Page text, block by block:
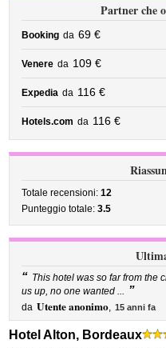
Partner che
Booking da 69 €
Venere da 109 €
Expedia da 116 €
Hotels.com da 116 €
Totale recensioni:12
Punteggio totale:3.5
“ This hotel was so far from the
us up, no one wanted ... ”
da Utente anonimo, 15 anni fa
Hotel Alton, Bordeaux